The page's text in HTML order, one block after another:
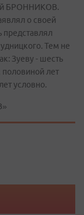
БРОННИКОВ.
о своей
представлял
Тем не
Зуеву - шесть
половиной лет
условно.